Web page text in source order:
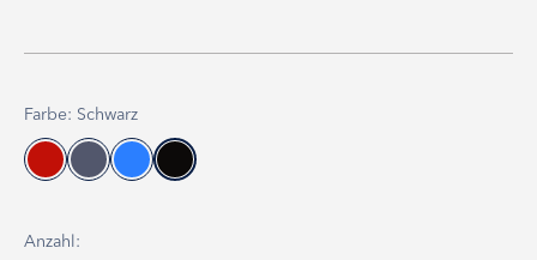
Farbe: Schwarz
Anzahl: